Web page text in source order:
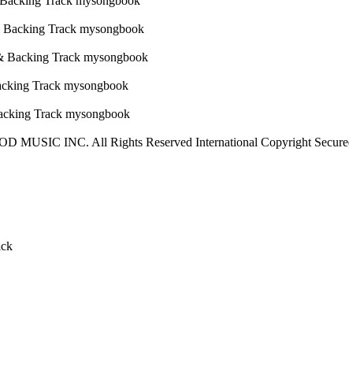
MUSIC INC. All Rights Reserved International Copyright